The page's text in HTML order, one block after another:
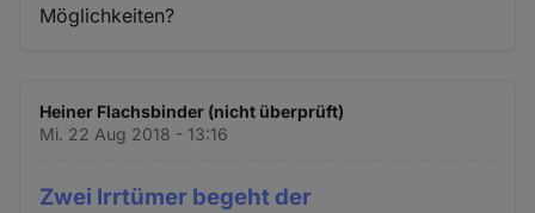
Möglichkeiten?
Heiner Flachsbinder (nicht überprüft)
Mi. 22 Aug 2018 - 13:16
Zwei Irrtümer begeht der